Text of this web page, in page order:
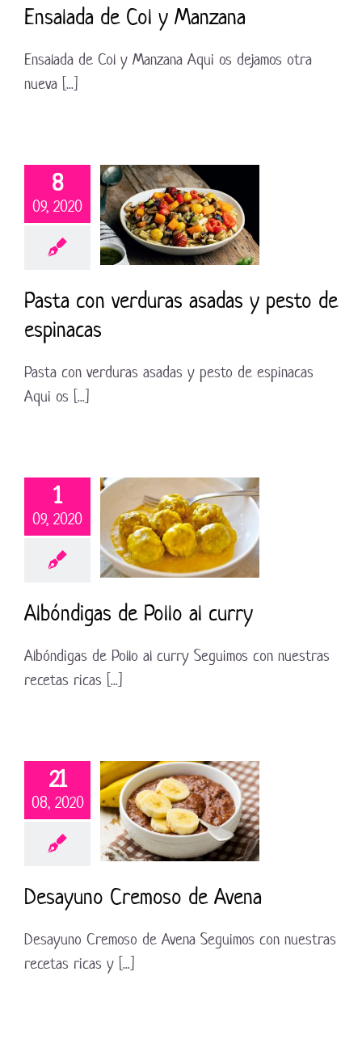
Ensalada de Col y Manzana
Ensalada de Col y Manzana Aqui os dejamos otra
nueva [...]
8
09, 2020
Pasta con verduras asadas y pesto de
espinacas
Pasta con verduras asadas y pesto de espinacas
Aqui os [...]
1
09, 2020
Albóndigas de Pollo al curry
Albóndigas de Pollo al curry Seguimos con nuestras
recetas ricas [...]
21
08, 2020
Desayuno Cremoso de Avena
Desayuno Cremoso de Avena Seguimos con nuestras
recetas ricas y [...]